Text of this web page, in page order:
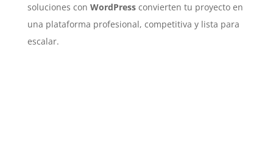
soluciones con WordPressconvierten tu proyecto en
una plataforma profesional, competitiva y lista para
escalar.